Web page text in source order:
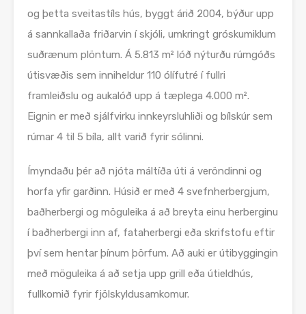
og þetta sveitastíls hús, byggt árið 2004, býður upp
á sannkallaða friðarvin í skjóli, umkringt gróskumiklum
suðrænum plöntum. Á 5.813 m² lóð nýturðu rúmgóðs
útisvæðis sem inniheldur 110 ólífutré í fullri
framleiðslu og aukalóð upp á tæplega 4.000 m².
Eignin er með sjálfvirku innkeyrsluhliði og bílskúr sem
rúmar 4 til 5 bíla, allt varið fyrir sólinni.
Ímyndaðu þér að njóta máltíða úti á veröndinni og
horfa yfir garðinn. Húsið er með 4 svefnherbergjum,
baðherbergi og möguleika á að breyta einu herberginu
í baðherbergi inn af, fataherbergi eða skrifstofu eftir
því sem hentar þínum þörfum. Að auki er útibyggingin
með möguleika á að setja upp grill eða útieldhús,
fullkomið fyrir fjölskyldusamkomur.